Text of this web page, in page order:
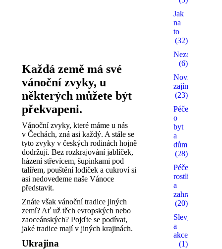
Každá země má své
vánoční zvyky, u
některých můžete být
překvapeni.
Vánoční zvyky, které máme u nás
v Čechách, zná asi každý. A stále se
tyto zvyky v českých rodinách hojně
dodržují. Bez rozkrajování jablíček,
házení střevícem, šupinkami pod
talířem, pouštění lodiček a cukroví si
asi nedovedeme naše Vánoce
představit.
Znáte však vánoční tradice jiných
zemí? Ať už těch evropských nebo
zaoceánských? Pojďte se podívat,
jaké tradice mají v jiných krajinách.
Ukrajina
Jak
na
to
(32)
Nezařazené
(6)
Novinky a
zajímavosti
(23)
Péče
o
byt
a
dům
(28)
Péče o
rostliny
a
zahradu
(20)
Slevy
a
akce
(1)